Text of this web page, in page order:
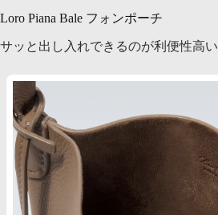
Loro Piana Bale フォンポーチ
サッと出し入れできるのが利便性高い